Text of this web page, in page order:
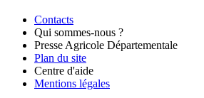
Contacts
Qui sommes-nous ?
Presse Agricole Départementale
Plan du site
Centre d'aide
Mentions légales